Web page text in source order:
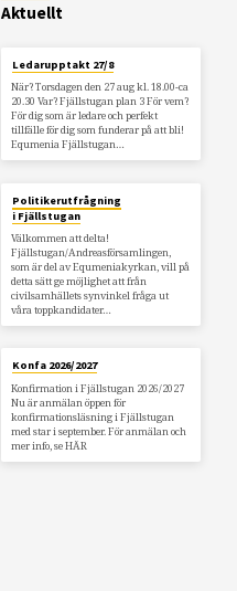
Aktuellt
Ledarupptakt 27/8
När? Torsdagen den 27 aug kl. 18.00-ca
20.30 Var? Fjällstugan plan 3 För vem?
För dig som är ledare och perfekt
tillfälle för dig som funderar på att bli!
Equmenia Fjällstugan…
Politikerutfrågning
i Fjällstugan
Välkommen att delta!
Fjällstugan/Andreasförsamlingen,
som är del av Equmeniakyrkan, vill på
detta sätt ge möjlighet att från
civilsamhällets synvinkel fråga ut
våra toppkandidater…
Konfa 2026/2027
Konfirmation i Fjällstugan 2026/2027
Nu är anmälan öppen för
konfirmationsläsning i Fjällstugan
med star i september. För anmälan och
mer info, se HÄR